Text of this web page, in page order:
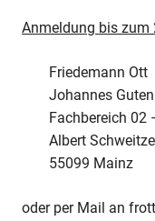
Anmeldung bis zum
Friedemann Ott
Johannes
Fachbereich
Albert
55099 Mainz
oder per Mail an